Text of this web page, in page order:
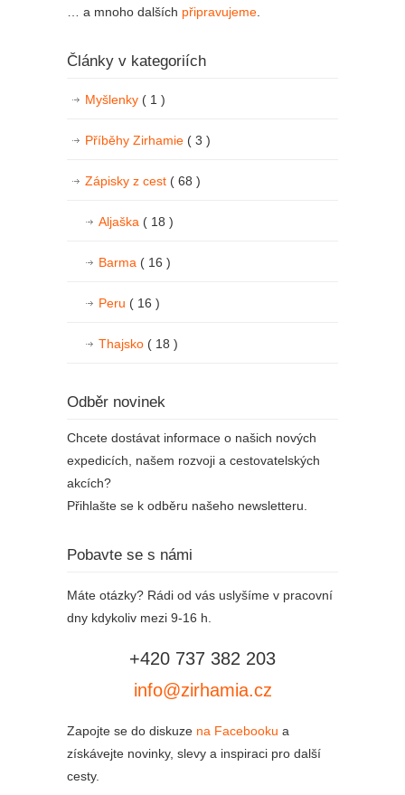
… a mnoho dalších připravujeme
Články v kategoriích
Myšlenky ( 1 )
Příběhy Zirhamie ( 3 )
Zápisky z cest ( 68 )
Aljaška ( 18 )
Barma ( 16 )
Peru ( 16 )
Thajsko ( 18 )
Odběr novinek
Chcete dostávat informace o našich nových
expedicích, našem rozvoji a cestovatelských
akcích?
Přihlašte se k odběru našeho newsletteru.
Pobavte se s námi
Máte otázky? Rádi od vás uslyšíme v pracovní
dny kdykoliv mezi 9-16 h.
+420 737 382 203
info@zirhamia.cz
Zapojte se do diskuze na Facebooku a
získávejte novinky, slevy a inspiraci pro další
cesty.